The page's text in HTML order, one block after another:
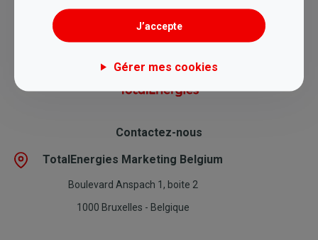
Contactez-nous
TotalEnergies Marketing Belgium
Boulevard Anspach 1, boite 2
1000 Bruxelles - Belgique
J’accepte
Gérer mes cookies